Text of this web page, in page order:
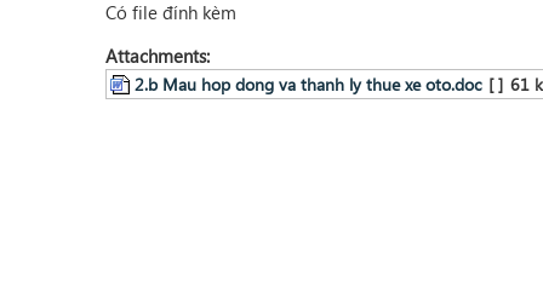
Có file đính kèm
Attachments:
2.b Mau hop dong va thanh ly thue xe oto.doc [ ] 61